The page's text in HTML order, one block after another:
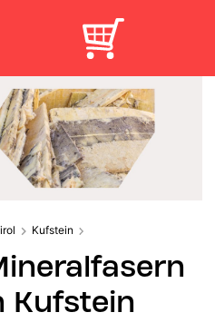
Kufstein
Kufstein